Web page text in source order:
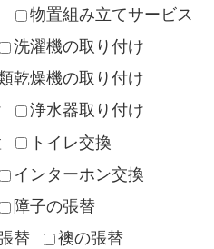
物置組み立てサービス
洗濯機の取り付け
乾燥機の取り付け
浄水器取り付け
トイレ交換
インターホン交換
障子の張替
替
襖の張替